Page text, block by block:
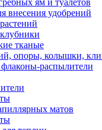
ям и туалетов
внесения удобрений
тканые
опоры, колышки,
распылители
матов